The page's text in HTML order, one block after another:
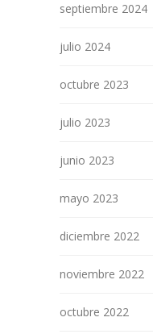
septiembre 2024
julio 2024
octubre 2023
julio 2023
junio 2023
mayo 2023
diciembre 2022
noviembre 2022
octubre 2022